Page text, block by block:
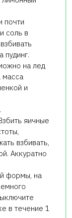
почти
соль в
пудинг.
на лед
масса
и
яичные
взбивать,
Аккуратно
формы, на
в течение 1